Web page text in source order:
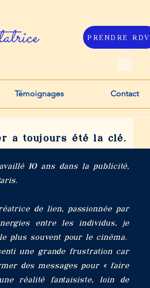
PRENDRE RDV
Témoignages Contact
a toujours été la clé.
10 ans dans la publicité,
de lien, passionnée par
entre les individus, je
plus souvent pour le cinéma.
une grande frustration car
des messages pour « faire
réalité fantaisiste, loin de